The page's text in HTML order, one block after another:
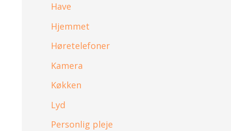
Have
Hjemmet
Høretelefoner
Kamera
Køkken
Lyd
Personlig pleje